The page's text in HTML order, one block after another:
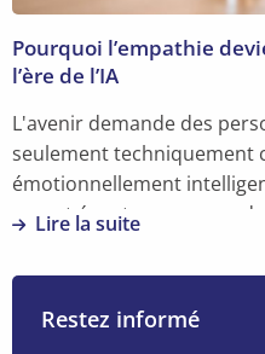
votre
carrière
Pourquoi l’empathie
l’ère de l’IA
L'avenir demande des
seulement techniquement
émotionnellement
savent écouter,
Lire la suite
savoir
plusRestez informé